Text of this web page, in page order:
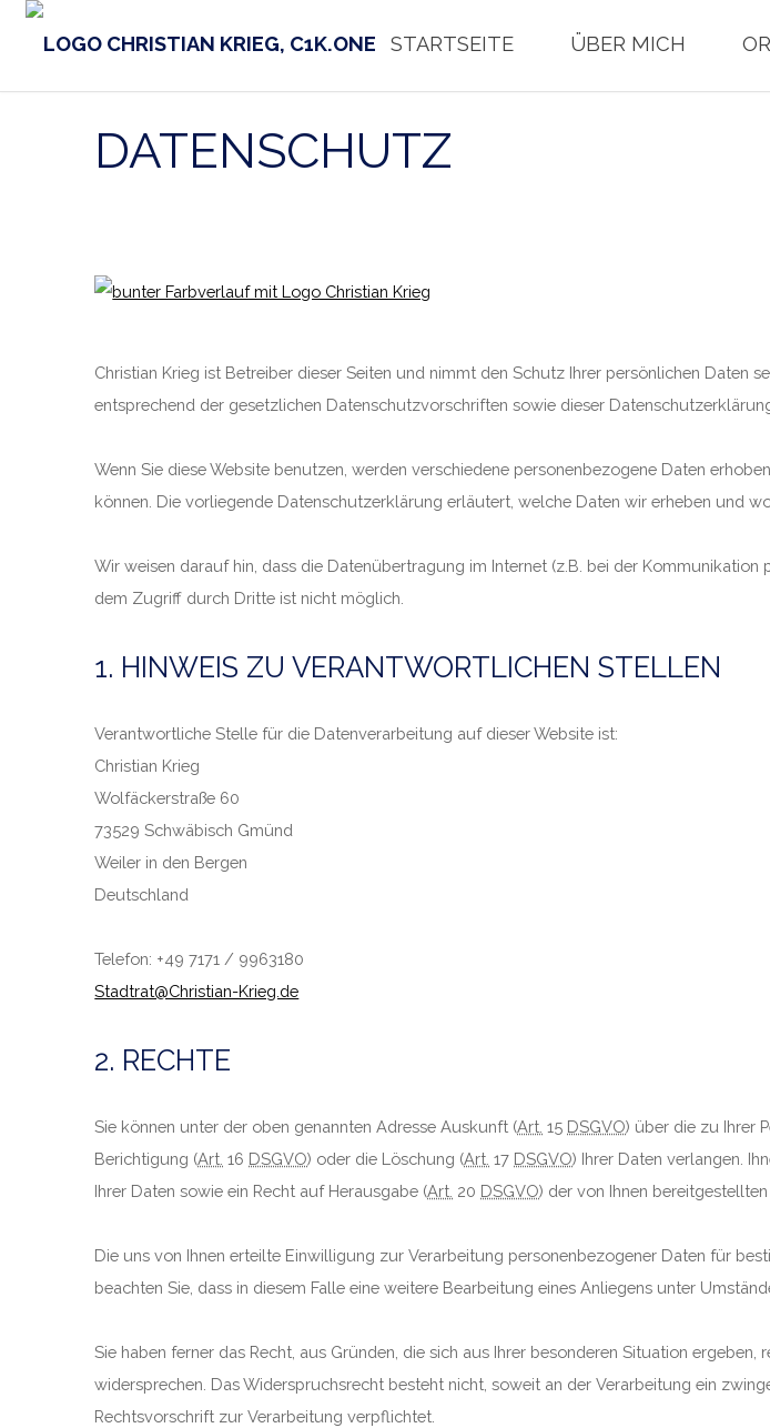
STARTSEITE ÜBER MICH
DATENSCHUTZ
Christian Krieg ist Betreiber dieser Seiten und nimmt den Schutz Ihrer persönlichen Daten
entsprechend der gesetzlichen Datenschutzvorschriften sowie dieser
Wenn Sie diese Website benutzen, werden verschiedene personenbezogene Daten
können. Die vorliegende Datenschutzerklärung erläutert, welche Daten wir erheben und
Wir weisen darauf hin, dass die Datenübertragung im Internet (z.B. bei der
dem Zugriff durch Dritte ist nicht möglich.
1. HINWEIS ZU VERANTWORTLICHEN STELLEN
Verantwortliche Stelle für die Datenverarbeitung auf dieser Website ist:
Christian Krieg
Wolfäckerstraße 60
73529 Schwäbisch Gmünd
Weiler in den Bergen
Deutschland
Telefon: +49 7171 / 9963180
Stadtrat@Christian-Krieg.de
2. RECHTE
Sie können unter der oben genannten Adresse Auskunft (Art. 15 DSGVO) über die zu Ihrer
Berichtigung (Art. 16 DSGVO) oder die Löschung (Art. 17 DSGVO) Ihrer Daten verlangen.
Ihrer Daten sowie ein Recht auf Herausgabe (Art. 20 DSGVO) der von Ihnen
Die uns von Ihnen erteilte Einwilligung zur Verarbeitung personenbezogener Daten für
beachten Sie, dass in diesem Falle eine weitere Bearbeitung eines Anliegens unter
Sie haben ferner das Recht, aus Gründen, die sich aus Ihrer besonderen Situation
widersprechen. Das Widerspruchsrecht besteht nicht, soweit an der Verarbeitung ein
Rechtsvorschrift zur Verarbeitung verpflichtet.